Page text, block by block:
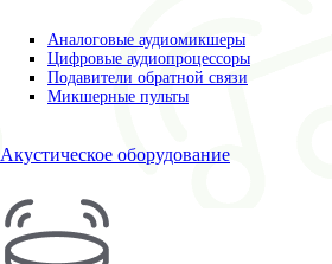
Аналоговые аудиомикшеры
Цифровые аудиопроцессоры
Подавители обратной связи
Микшерные пульты
Акустическое оборудование